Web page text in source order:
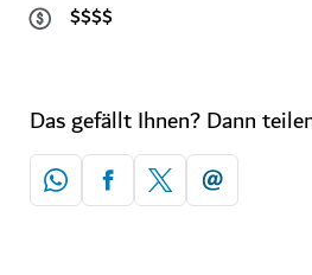
$$$$
Das gefällt Ihnen? Dann